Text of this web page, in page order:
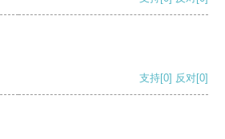
支持[0] 反对[0]